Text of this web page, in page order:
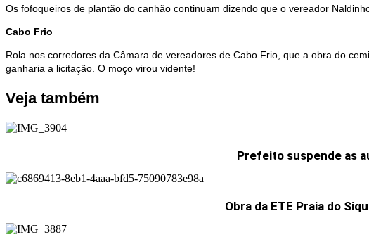
Os fofoqueiros de plantão do canhão continuam dizendo que o vereador
Cabo Frio
Rola nos corredores da Câmara de vereadores de Cabo Frio, que a obra do
ganharia a licitação. O moço virou vidente!
Veja também
Prefeito suspende as
Obra da ETE Praia do